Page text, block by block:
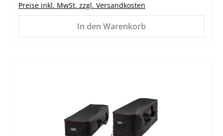
Preise inkl. MwSt. zzgl. Versandkosten
In den Warenkorb